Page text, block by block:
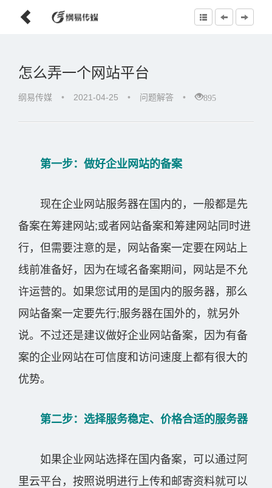
怎么弄一个网站平台
纲易传媒 • 2021-04-25 • 问题解答 • 895
第一步：做好企业网站的备案
现在企业网站服务器在国内的，一般都是先
备案在筹建网站;或者网站备案和筹建网站同时进
行，但需要注意的是，网站备案一定要在网站上
线前准备好，因为在域名备案期间，网站是不允
许运营的。如果您试用的是国内的服务器，那么
网站备案一定要先行;服务器在国外的，就另外
说。不过还是建议做好企业网站备案，因为有备
案的企业网站在可信度和访问速度上都有很大的
优势。
第二步：选择服务稳定、价格合适的服务器
如果企业网站选择在国内备案，可以通过阿
里云平台，按照说明进行上传和邮寄资料就可以